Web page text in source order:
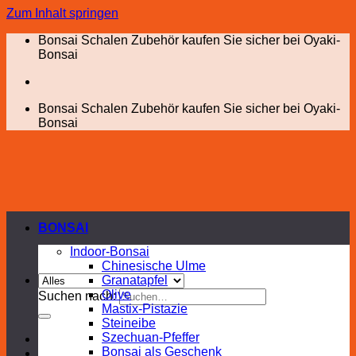
Zum Inhalt springen
Bonsai Schalen Zubehör kaufen Sie sicher bei Oyaki-
Bonsai
Bonsai Schalen Zubehör kaufen Sie sicher bei Oyaki-
Bonsai
Suchen nach:
BONSAI
Indoor-Bonsai
Chinesische Ulme
Granatapfel
Olive
Mastix-Pistazie
Steineibe
Szechuan-Pfeffer
Bonsai als Geschenk